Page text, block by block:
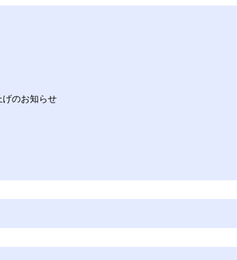
げのお知らせ